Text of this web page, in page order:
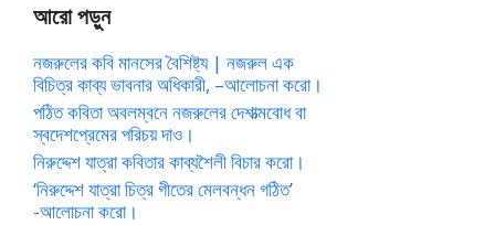
আরো পড়ুন
নজরুলের কবি মানসের বৈশিষ্ট্য | নজরুল এক
বিচিত্র কাব্য ভাবনার অধিকারী, –আলোচনা করো।
পঠিত কবিতা অবলম্বনে নজরুলের দেশাত্মবোধ বা
স্বদেশপ্রেমের পরিচয় দাও।
নিরুদ্দেশ যাত্রা কবিতার কাব্যশৈলী বিচার করো।
‘নিরুদ্দেশ যাত্রা চিত্র গীতের মেলবন্ধন গঠিত’
-আলোচনা করো।